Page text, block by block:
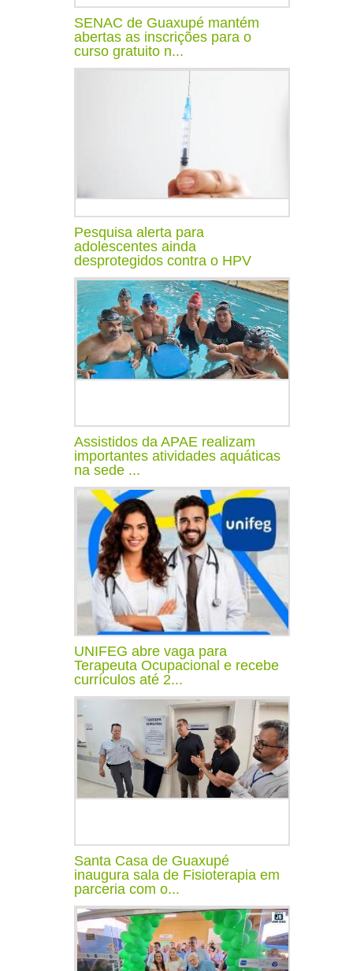
SENAC de Guaxupé mantém
abertas as inscrições para o
curso gratuito n...
Pesquisa alerta para
adolescentes ainda
desprotegidos contra o HPV
Assistidos da APAE realizam
importantes atividades aquáticas
na sede ...
UNIFEG abre vaga para
Terapeuta Ocupacional e recebe
currículos até 2...
Santa Casa de Guaxupé
inaugura sala de Fisioterapia em
parceria com o...